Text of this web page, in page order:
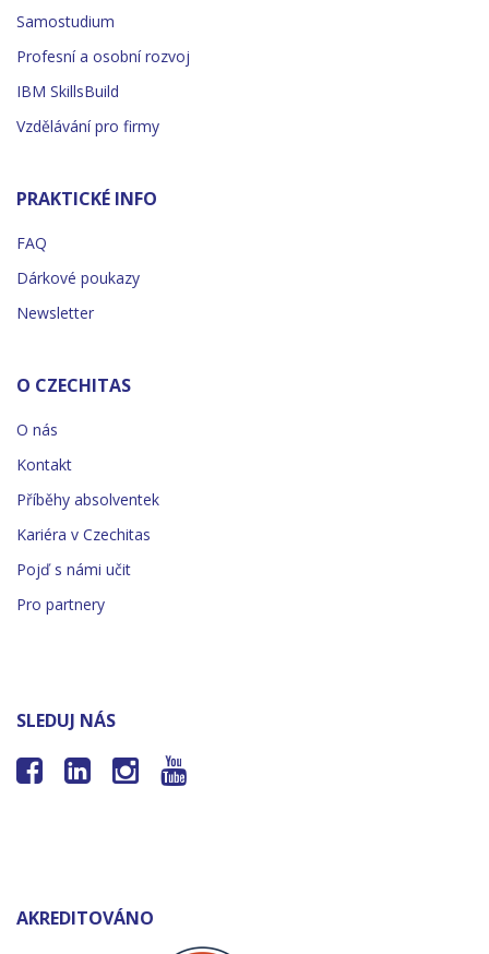
Samostudium
Profesní a osobní rozvoj
IBM SkillsBuild
Vzdělávání pro firmy
PRAKTICKÉ INFO
FAQ
Dárkové poukazy
Newsletter
O CZECHITAS
O nás
Kontakt
Příběhy absolventek
Kariéra v Czechitas
Pojď s námi učit
Pro partnery
SLEDUJ NÁS
   
AKREDITOVÁNO